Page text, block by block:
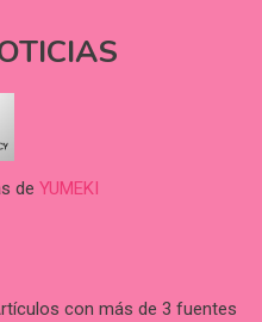
de YUMEKI
con más de 3 fuentes